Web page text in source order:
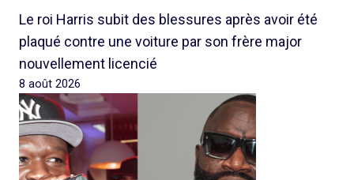
Le roi Harris subit des blessures après avoir été
plaqué contre une voiture par son frère major
nouvellement licencié
8 août 2026